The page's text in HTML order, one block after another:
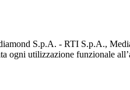
S.p.A. - RTI S.p.A.,
ogni utilizzazione funzionale